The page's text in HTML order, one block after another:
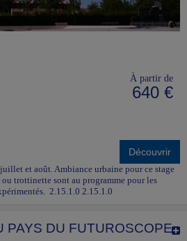
À partir de
640 €
Découvrir
et août. Ambiance urbaine pour ce stage
trottinette sont au programme pour les
2.15.1.0 2.15.1.0
PAYS DU FUTUROSCOPE